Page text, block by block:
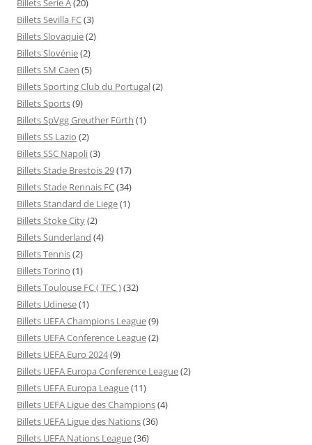
Billets Serie A(20)
Billets Sevilla FC(3)
Billets Slovaquie(2)
Billets Slovénie(2)
Billets SM Caen (5)
Billets Sporting Club du Portugal(2)
Billets Sports(9)
Billets SpVgg Greuther Fürth (1)
Billets SS Lazio (2)
Billets SSC Napoli(3)
Billets Stade Brestois 29(17)
Billets Stade Rennais FC(34)
Billets Standard de Liege(1)
Billets Stoke City(2)
Billets Sunderland (4)
Billets Tennis(2)
Billets Torino (1)
Billets Toulouse FC ( TFC )(32)
Billets Udinese(1)
Billets UEFA Champions League(9)
Billets UEFA Conference League(2)
Billets UEFA Euro 2024(9)
Billets UEFA Europa Conference League(2)
Billets UEFA Europa League(11)
Billets UEFA Ligue des Champions(4)
Billets UEFA Ligue des Nations(36)
Billets UEFA Nations League(36)